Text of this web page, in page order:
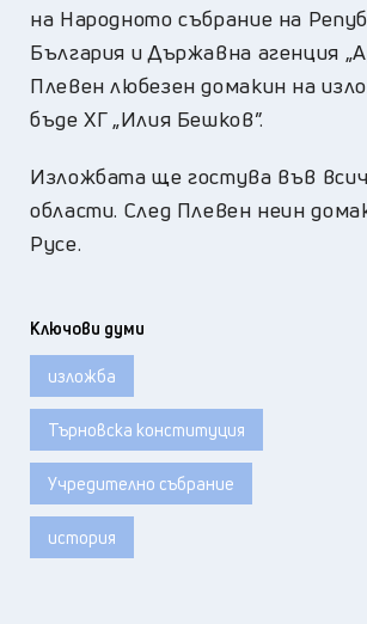
на Народното събрание на
България и Държавна агенция
Плевен любезен домакин на
бъде ХГ „Илия Бешков”.
Изложбата ще гостува във
области. След Плевен неин
Русе.
Ключови думи
изложба
Търновска конституция
Учредително събрание
история